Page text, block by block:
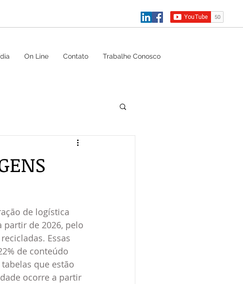
On Line Contato Trabalhe Conosco
de logística
partir de 2026, pelo
Essas
de conteúdo
que estão
ocorre a partir